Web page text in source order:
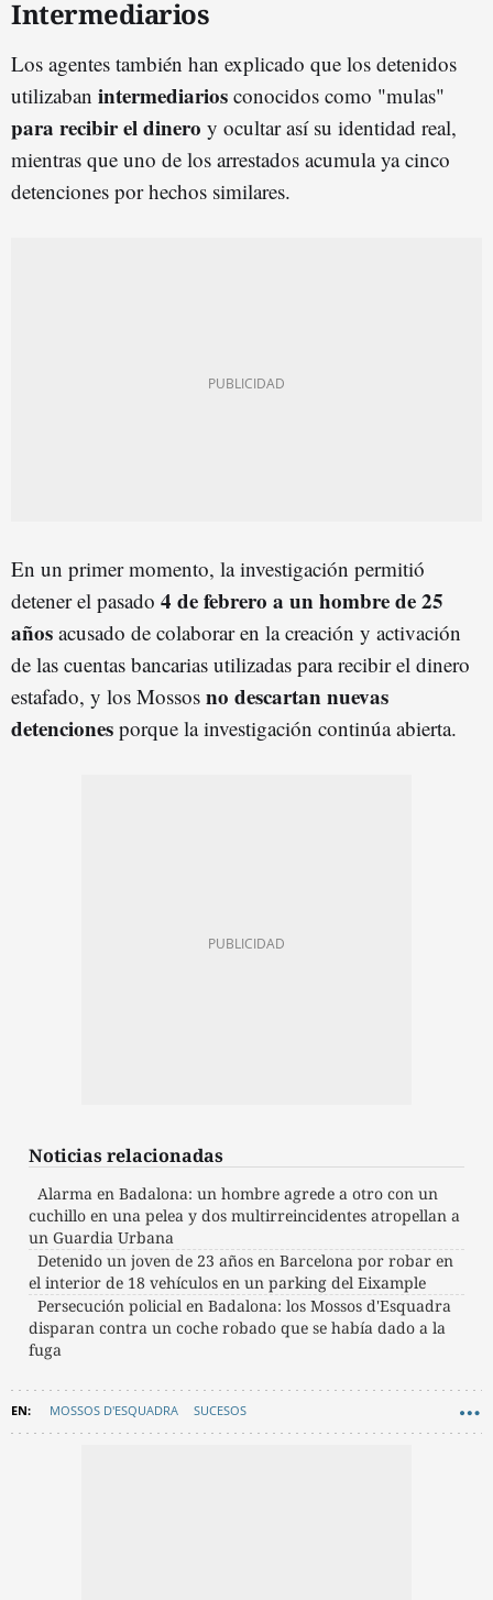
Intermediarios
Los agentes también han explicado que los detenidos
utilizaban intermediarios conocidos como "mulas"
para recibir el dinero y ocultar así su identidad real,
mientras que uno de los arrestados acumula ya cinco
detenciones por hechos similares.
En un primer momento, la investigación permitió
detener el pasado 4 de febrero a un hombre de 25
años acusado de colaborar en la creación y activación
de las cuentas bancarias utilizadas para recibir el dinero
estafado, y los Mossos no descartan nuevas
detenciones porque la investigación continúa abierta.
Noticias relacionadas
Alarma en Badalona: un hombre agrede a otro con un
cuchillo en una pelea y dos multirreincidentes atropellan a
un Guardia Urbana
Detenido un joven de 23 años en Barcelona por robar en
el interior de 18 vehículos en un parking del Eixample
Persecución policial en Badalona: los Mossos d'Esquadra
disparan contra un coche robado que se había dado a la
fuga
MOSSOS D'ESQUADRA SUCESOS